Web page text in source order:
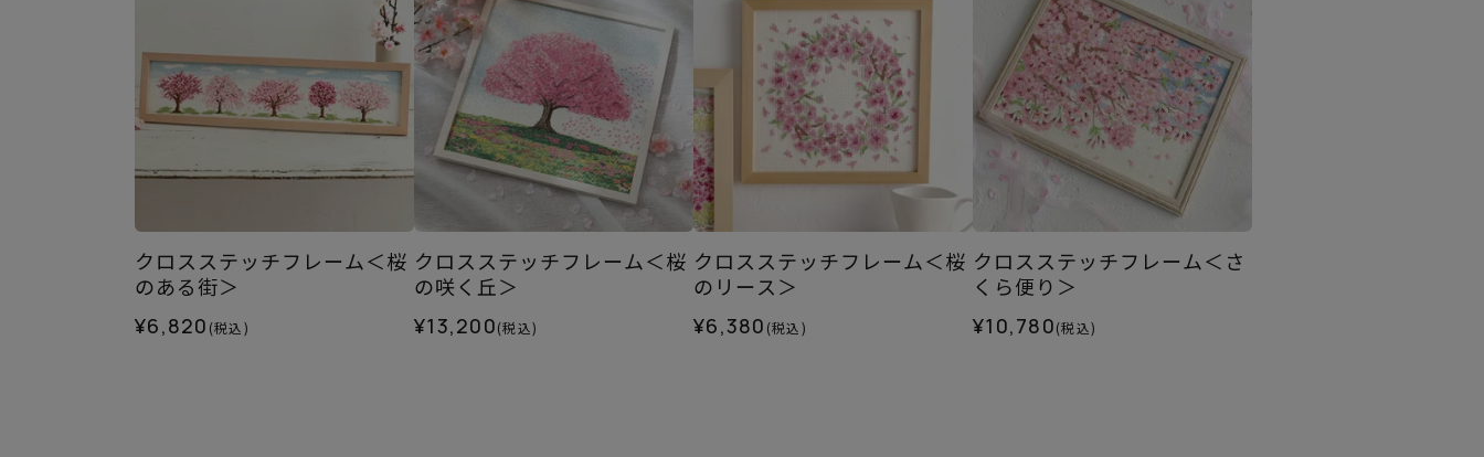
クロスステッチフレーム＜桜
のある街＞
¥6,820 (税込)
クロスステッチフレーム＜桜
の咲く丘＞
¥13,200(税込)
クロスステッチフレーム＜桜
のリース＞
¥6,380 (税込)
クロスステッチフレーム＜さ
くら便り＞
¥10,780(税込)